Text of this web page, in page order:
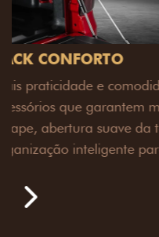
PACK OFF-ROAD
Prepare sua picape
off-road combina
toneladas, alargadores
oferecendo mais
imponente para
confiança.